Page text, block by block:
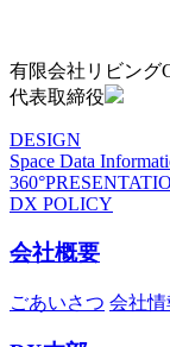
有限会社リビング
代表取締役
DESIGN
Space Data
DX POLICY
会社概要
ごあいさつ 会社情